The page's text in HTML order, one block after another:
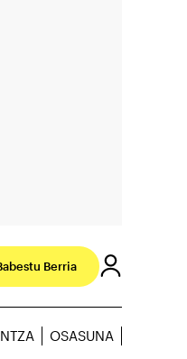
Berria
OSASUNA